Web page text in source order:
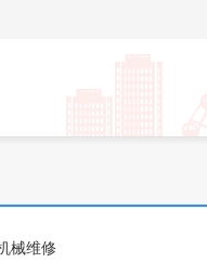
械维修